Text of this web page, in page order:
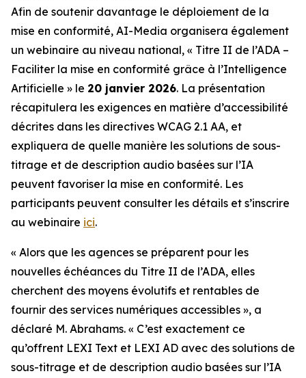
Afin de soutenir davantage le déploiement de la
mise en conformité, AI-Media organisera également
un webinaire au niveau national, « Titre II de l’ADA –
Faciliter la mise en conformité grâce à l’Intelligence
Artificielle » le 20 janvier 2026. La présentation
récapitulera les exigences en matière d’accessibilité
décrites dans les directives WCAG 2.1 AA, et
expliquera de quelle manière les solutions de sous-
titrage et de description audio basées sur l’IA
peuvent favoriser la mise en conformité. Les
participants peuvent consulter les détails et s’inscrire
au webinaire ici.
« Alors que les agences se préparent pour les
nouvelles échéances du Titre II de l’ADA, elles
cherchent des moyens évolutifs et rentables de
fournir des services numériques accessibles », a
déclaré M. Abrahams. « C’est exactement ce
qu’offrent LEXI Text et LEXI AD avec des solutions de
sous-titrage et de description audio basées sur l’IA